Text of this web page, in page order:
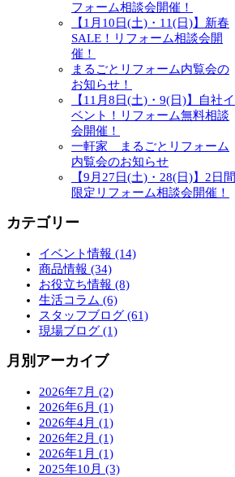
フォーム相談会開催！
【1月10日(土)・11(日)】新春
SALE！リフォーム相談会開
催！
まるごとリフォーム内覧会の
お知らせ！
【11月8日(土)・9(日)】自社イ
ベント！リフォーム無料相談
会開催！
一軒家 まるごとリフォーム
内覧会のお知らせ
【9月27日(土)・28(日)】2日間
限定リフォーム相談会開催！
カテゴリー
イベント情報 (14)
商品情報 (34)
お役立ち情報 (8)
生活コラム (6)
スタッフブログ (61)
現場ブログ (1)
月別アーカイブ
2026年7月 (2)
2026年6月 (1)
2026年4月 (1)
2026年2月 (1)
2026年1月 (1)
2025年10月 (3)